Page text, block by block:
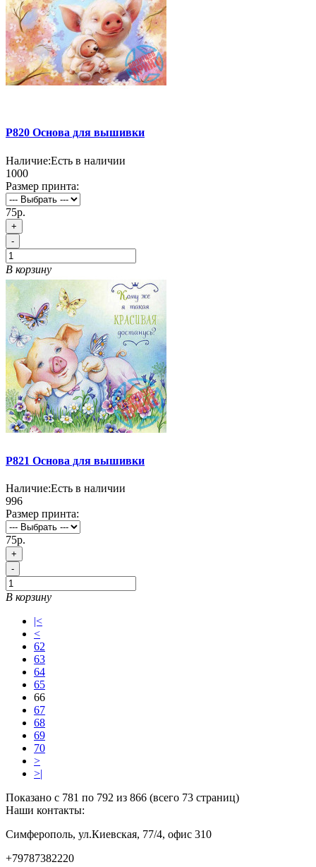
P820 Основа для вышивки
Наличие:Есть в наличии
1000
Размер принта:
75р.
+
-
В корзину
P821 Основа для вышивки
Наличие:Есть в наличии
996
Размер принта:
75р.
+
-
В корзину
|<
<
62
63
64
65
66
67
68
69
70
>
>|
Показано с 781 по 792 из 866 (всего 73 страниц)
Наши контакты:
Симферополь, ул.Киевская, 77/4, офис 310
+79787382220